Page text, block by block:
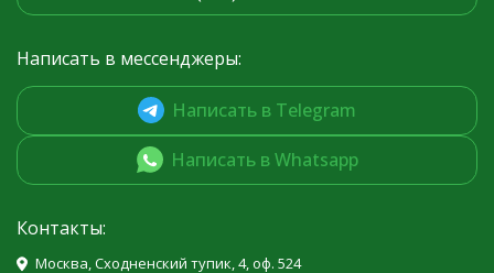
Написать в мессенджеры:
Написать в Telegram
Написать в Whatsapp
Контакты:
Москва, Сходненский тупик, 4, оф. 524